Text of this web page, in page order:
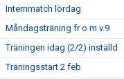
Internmatch lördag
Måndagsträning fr o m v.9
Träningen idag (2/2) inställd
Träningsstart 2 feb